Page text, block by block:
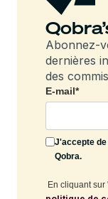
Abonnez-
dernières
des
E-mail*
J'accepte
Qobra.
En cliquant